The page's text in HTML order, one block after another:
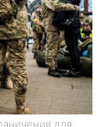
для